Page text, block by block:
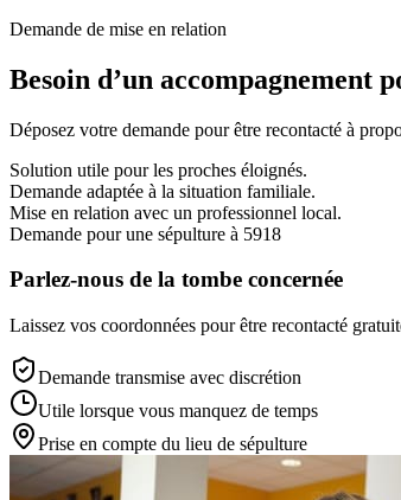
Demande de mise en relation
Besoin d’un accompagnement
Déposez votre demande pour être recontacté à
Solution utile pour les proches éloignés.
Demande adaptée à la situation familiale.
Mise en relation avec un professionnel local.
Demande pour une sépulture à 5918
Parlez-nous de la tombe concernée
Laissez vos coordonnées pour être recontacté
Demande transmise avec discrétion
Utile lorsque vous manquez de temps
Prise en compte du lieu de sépulture